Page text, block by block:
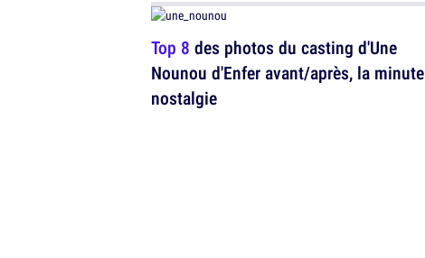
Top 8 des photos du casting d'Une
Nounou d'Enfer avant/après, la minute
nostalgie